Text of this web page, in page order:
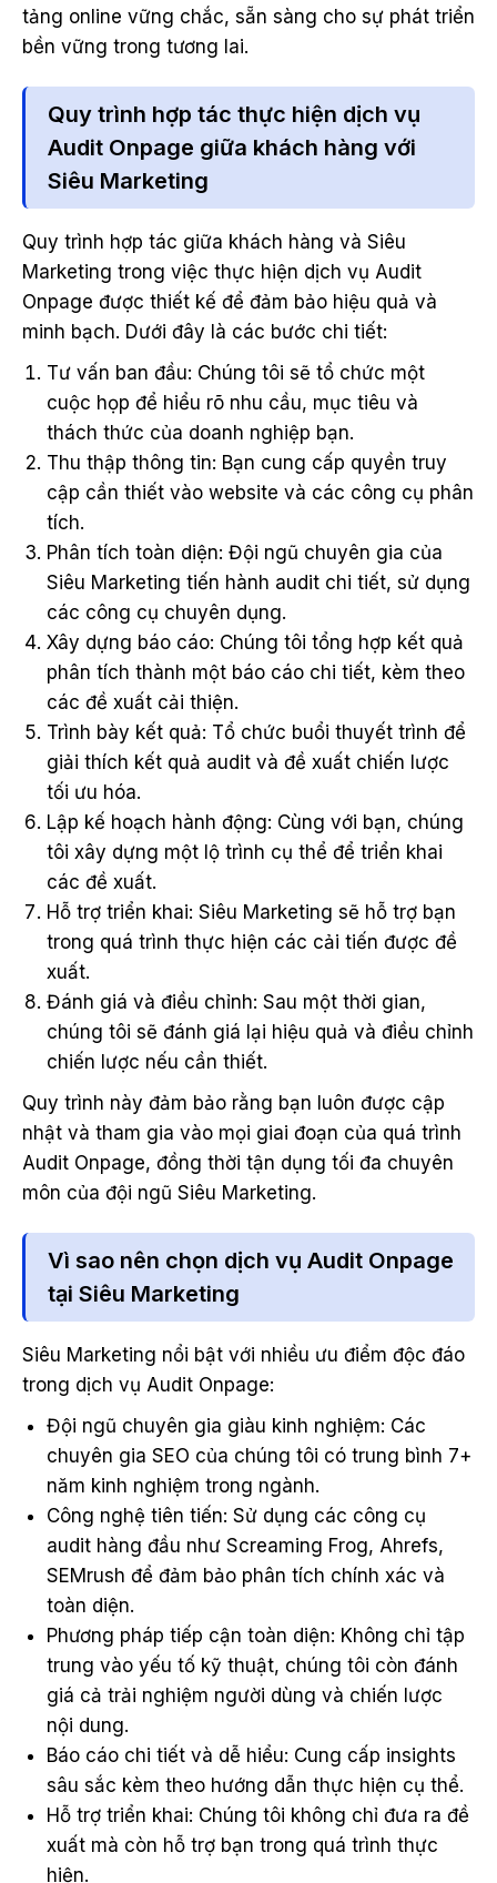
tảng online vững chắc, sẵn sàng cho sự phát triển
bền vững trong tương lai.
Quy trình hợp tác thực hiện dịch vụ
Audit Onpage giữa khách hàng với
Siêu Marketing
Quy trình hợp tác giữa khách hàng và Siêu
Marketing trong việc thực hiện dịch vụ Audit
Onpage được thiết kế để đảm bảo hiệu quả và
minh bạch. Dưới đây là các bước chi tiết:
Tư vấn ban đầu: Chúng tôi sẽ tổ chức một
cuộc họp để hiểu rõ nhu cầu, mục tiêu và
thách thức của doanh nghiệp bạn.
Thu thập thông tin: Bạn cung cấp quyền truy
cập cần thiết vào website và các công cụ phân
tích.
Phân tích toàn diện: Đội ngũ chuyên gia của
Siêu Marketing tiến hành audit chi tiết, sử dụng
các công cụ chuyên dụng.
Xây dựng báo cáo: Chúng tôi tổng hợp kết quả
phân tích thành một báo cáo chi tiết, kèm theo
các đề xuất cải thiện.
Trình bày kết quả: Tổ chức buổi thuyết trình để
giải thích kết quả audit và đề xuất chiến lược
tối ưu hóa.
Lập kế hoạch hành động: Cùng với bạn, chúng
tôi xây dựng một lộ trình cụ thể để triển khai
các đề xuất.
Hỗ trợ triển khai: Siêu Marketing sẽ hỗ trợ bạn
trong quá trình thực hiện các cải tiến được đề
xuất.
Đánh giá và điều chỉnh: Sau một thời gian,
chúng tôi sẽ đánh giá lại hiệu quả và điều chỉnh
chiến lược nếu cần thiết.
Quy trình này đảm bảo rằng bạn luôn được cập
nhật và tham gia vào mọi giai đoạn của quá trình
Audit Onpage, đồng thời tận dụng tối đa chuyên
môn của đội ngũ Siêu Marketing.
Vì sao nên chọn dịch vụ Audit Onpage
tại Siêu Marketing
Siêu Marketing nổi bật với nhiều ưu điểm độc đáo
trong dịch vụ Audit Onpage:
Đội ngũ chuyên gia giàu kinh nghiệm: Các
chuyên gia SEO của chúng tôi có trung bình 7+
năm kinh nghiệm trong ngành.
Công nghệ tiên tiến: Sử dụng các công cụ
audit hàng đầu như Screaming Frog, Ahrefs,
SEMrush để đảm bảo phân tích chính xác và
toàn diện.
Phương pháp tiếp cận toàn diện: Không chỉ tập
trung vào yếu tố kỹ thuật, chúng tôi còn đánh
giá cả trải nghiệm người dùng và chiến lược
nội dung.
Báo cáo chi tiết và dễ hiểu: Cung cấp insights
sâu sắc kèm theo hướng dẫn thực hiện cụ thể.
Hỗ trợ triển khai: Chúng tôi không chỉ đưa ra đề
xuất mà còn hỗ trợ bạn trong quá trình thực
hiện.